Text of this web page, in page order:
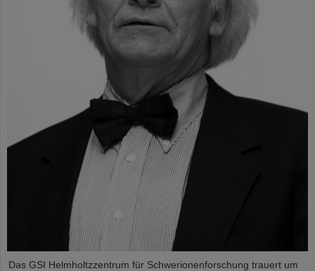
Das GSI Helmholtzzentrum für Schwerionenforschung trauert um